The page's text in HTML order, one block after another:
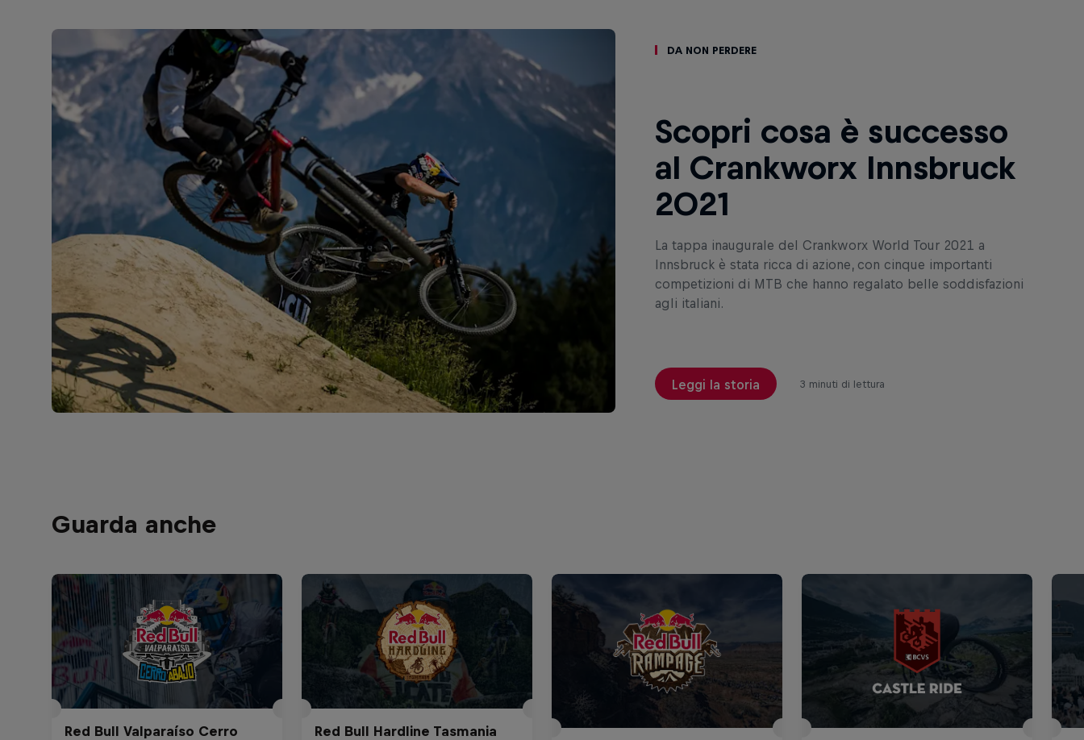
Da non perdere
Scopri cosa è successo
al Crankworx Innsbruck
2021
La tappa inaugurale del Crankworx World Tour 2021 a
Innsbruck è stata ricca di azione, con cinque importanti
competizioni di MTB che hanno regalato belle soddisfazioni
agli italiani.
Leggi la storia 3 minuti di lettura
Guarda anche
Red Bull Valparaíso Cerro
Red Bull Hardline Tasmania